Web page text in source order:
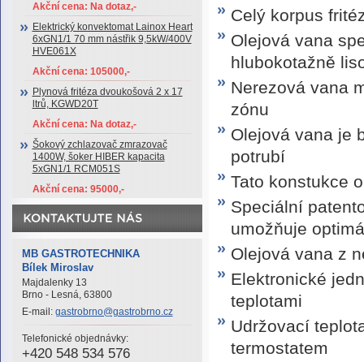
Akční cena: Na dotaz,-
Elektrický konvektomat Lainox Heart
6xGN1/1 70 mm nástřik 9,5kW/400V
HVE061X
Akční cena: 105000,-
Plynová fritéza dvoukošová 2 x 17
ltrů, KGWD20T
Akční cena: Na dotaz,-
Šokový zchlazovač zmrazovač
1400W, šoker HIBER kapacita
5xGN1/1 RCM051S
Akční cena: 95000,-
MB GASTROTECHNIKA
Bílek Miroslav
Majdalenky 13
Brno - Lesná, 63800
E-mail: gastrobrno@gastrobrno.cz
Telefonické objednávky:
+420 548 534 576
Celý korpus
Olejová vana
hlubokotažně
Nerezová vana
zónu
Olejová vana je
potrubí
Tato konstukce
Speciální
umožňuje
Olejová vana z
Elektronické
teplotami
Udržovací
termostatem